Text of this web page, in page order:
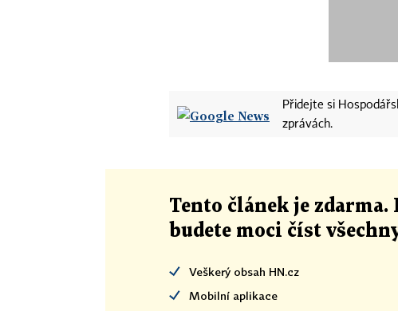
Přidejte si
zprávách.
Tento článek je zdarma.
budete moci číst
Veškerý obsah HN.cz
Mobilní aplikace